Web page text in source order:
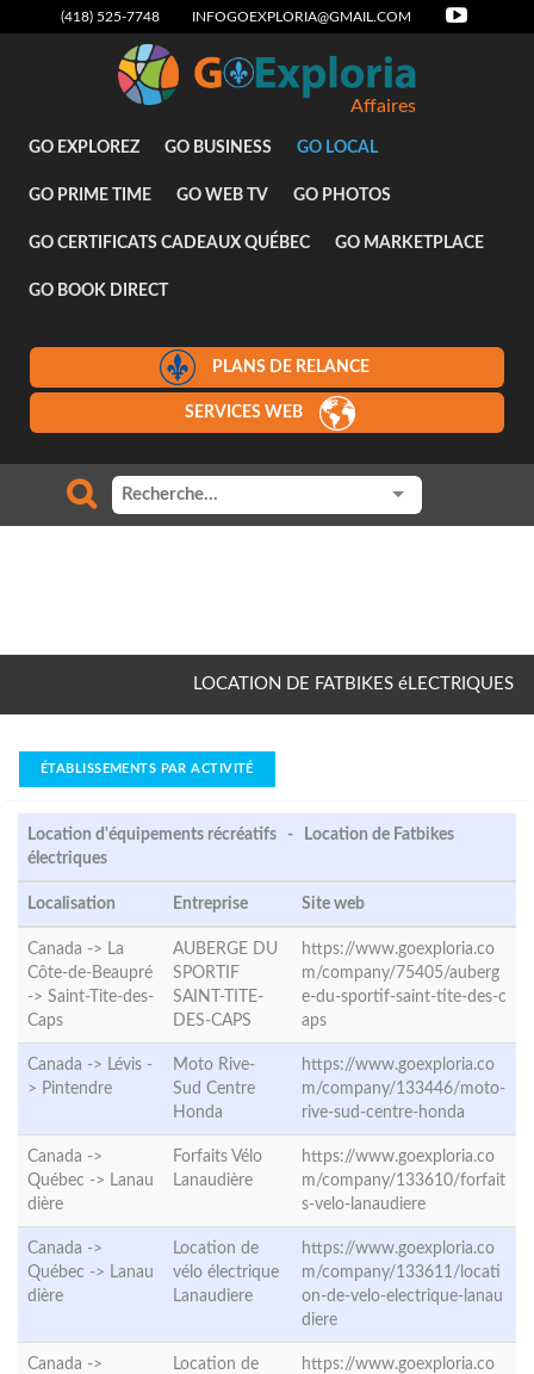
(418) 525-7748 INFOGOEXPLORIA@GMAIL.COM
Affaires
GO EXPLOREZ GO BUSINESS GO LOCAL
GO PRIME TIME GO WEB TV GO PHOTOS
GO CERTIFICATS CADEAUX QUÉBEC GO MARKETPLACE
GO BOOK DIRECT
PLANS DE RELANCE
SERVICES WEB
LOCATION DE FATBIKES éLECTRIQUES
ÉTABLISSEMENTS PAR ACTIVITÉ
Location d'équipements récréatifs - Location de Fatbikes
électriques
Localisation Entreprise Site web
Canada -> La
Côte-de-Beaupré
-> Saint-Tite-des-
Caps
AUBERGE DU
SPORTIF
SAINT-TITE-
DES-CAPS
https://www.goexploria.co
m/company/75405/auberg
e-du-sportif-saint-tite-des-c
aps
Canada -> Lévis -
> Pintendre
Moto Rive-
Sud Centre
Honda
https://www.goexploria.co
m/company/133446/moto-
rive-sud-centre-honda
Canada ->
Québec -> Lanau
dière
Forfaits Vélo
Lanaudière
https://www.goexploria.co
m/company/133610/forfait
s-velo-lanaudiere
Canada ->
Québec -> Lanau
dière
Location de
vélo électrique
Lanaudiere
https://www.goexploria.co
m/company/133611/locati
on-de-velo-electrique-lanau
diere
Canada ->
Location de
https://www.goexploria.co